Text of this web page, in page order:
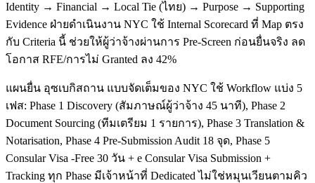
Identity → Financial → Local Tie (ไทย) → Purpose → Supporting
Evidence ฝ่ายดำเนินงาน NYC ใช้ Internal Scorecard ที่ Map ตรง
กับ Criteria นี้ ช่วยให้ผู้ว่าจ้างผ่านการ Pre-Screen ก่อนยื่นจริง ลด
โอกาส RFE/การไม่ Granted ลง 42%
แผนยื่น อุซเบกิสถาน แบบจัดเต็มของ NYC ใช้ Workflow แบ่ง 5
เฟส: Phase 1 Discovery (สัมภาษณ์ผู้ว่าจ้าง 45 นาที), Phase 2
Document Sourcing (ทีมเตรียม 1 รายการ), Phase 3 Translation &
Notarisation, Phase 4 Pre-Submission Audit 18 จุด, Phase 5
Consular Visa -Free 30 วัน + e Consular Visa Submission +
Tracking ทุก Phase มีเจ้าหน้าที่ Dedicated ไม่ใช่หมุนเวียนตามคิว